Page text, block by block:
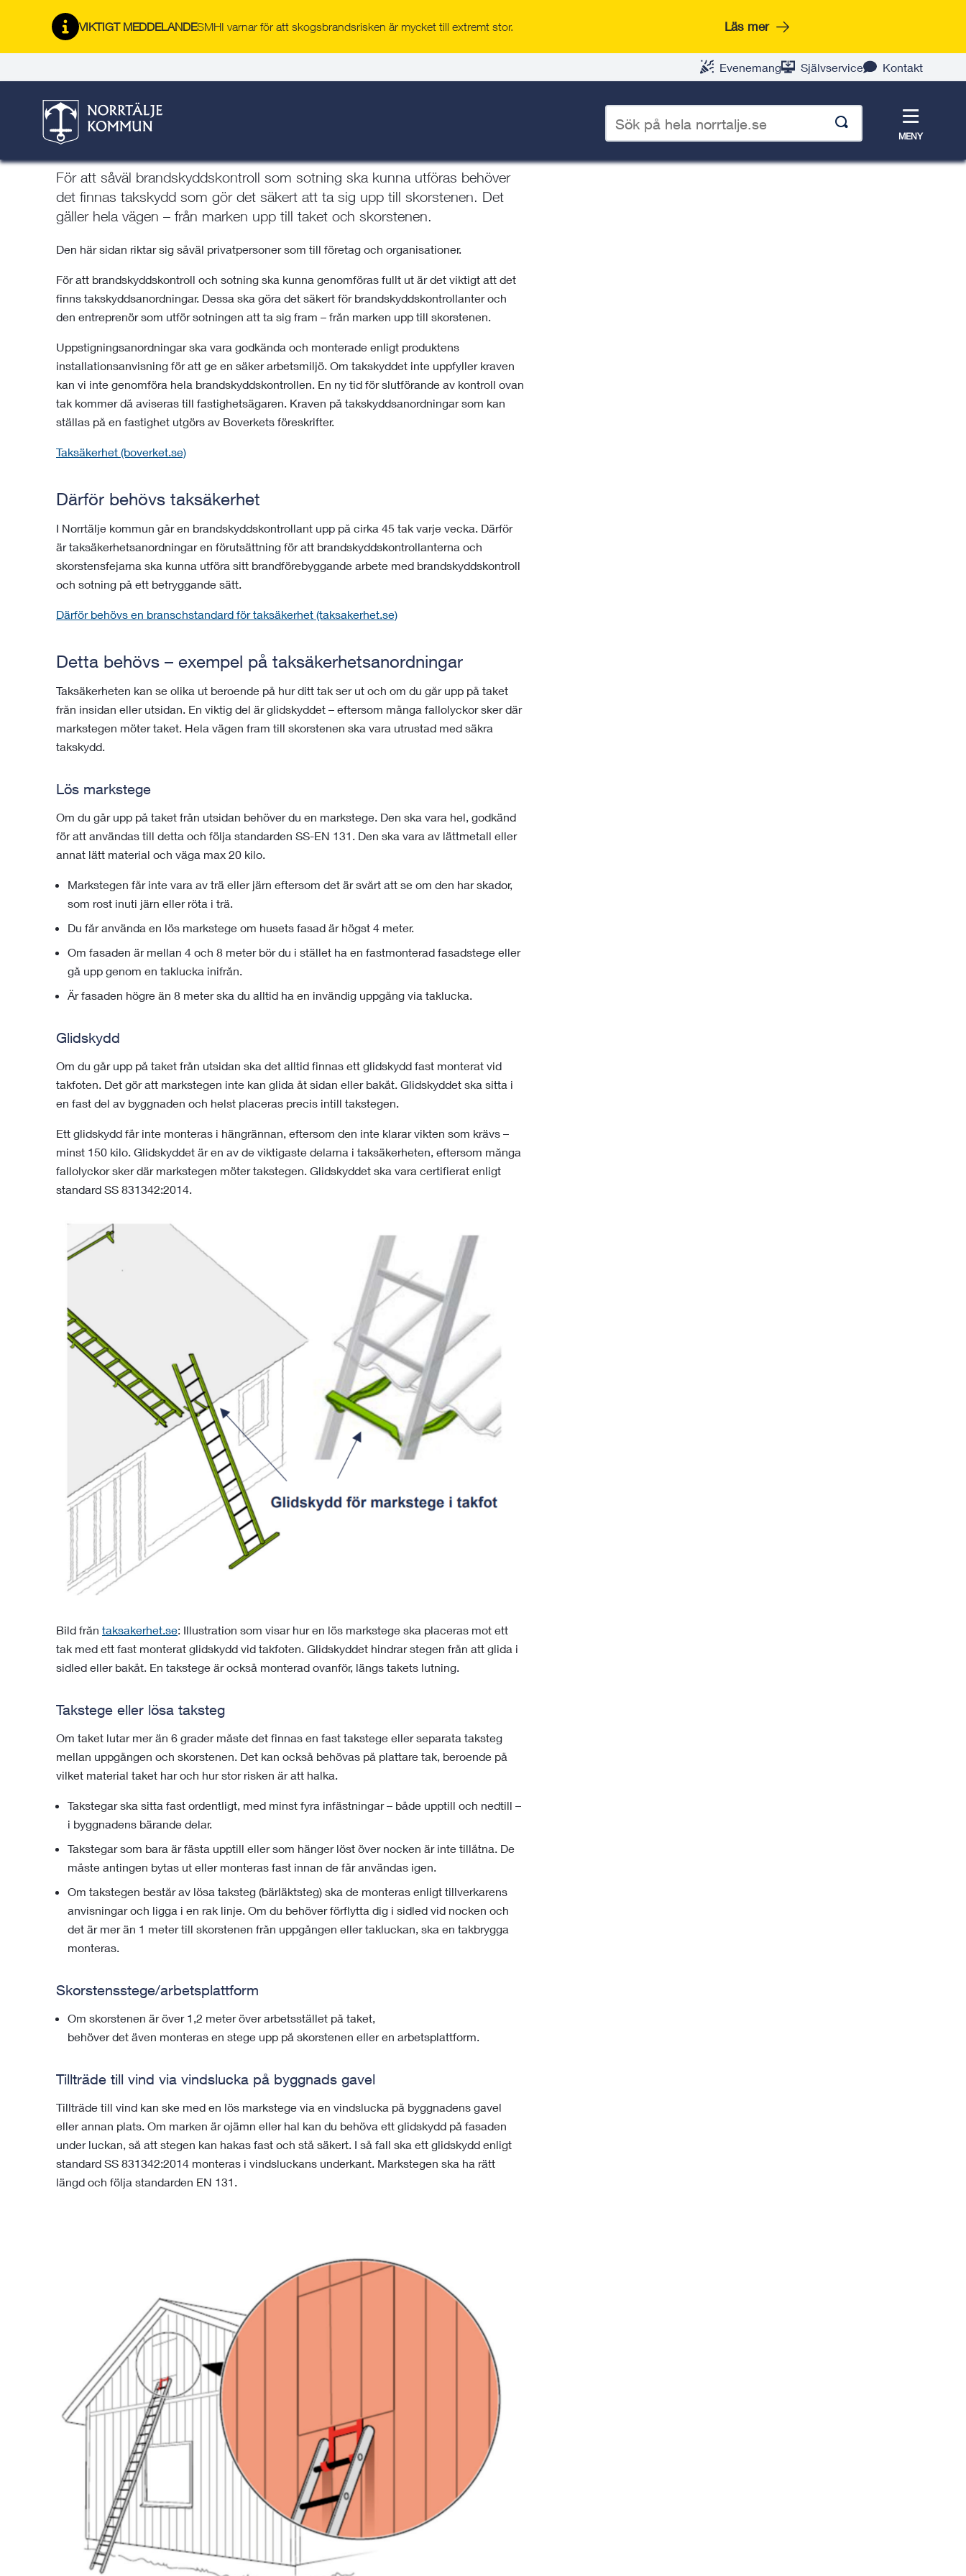
VIKTIGT MEDDELANDESMHI varnar för att skogsbrandsrisken är mycket till extremt stor. Läs mer
Evenemang Självservice Kontakt
sökord
desktop
Meny
MENY
Räddningstjänsten i Norrtälje kommun
Taksäkerhet
För att såväl brandskyddskontroll som sotning ska kunna utföras behöver
det finnas takskydd som gör det säkert att ta sig upp till skorstenen. Det
gäller hela vägen – från marken upp till taket och skorstenen.
Den här sidan riktar sig såväl privatpersoner som till företag och organisationer.
För att brandskyddskontroll och sotning ska kunna genomföras fullt ut är det viktigt att det
finns takskyddsanordningar. Dessa ska göra det säkert för brandskyddskontrollanter och
den entreprenör som utför sotningen att ta sig fram – från marken upp till skorstenen.
Uppstigningsanordningar ska vara godkända och monterade enligt produktens
installationsanvisning för att ge en säker arbetsmiljö. Om takskyddet inte uppfyller kraven
kan vi inte genomföra hela brandskyddskontrollen. En ny tid för slutförande av kontroll ovan
tak kommer då aviseras till fastighetsägaren. Kraven på takskyddsanordningar som kan
ställas på en fastighet utgörs av Boverkets föreskrifter.
Taksäkerhet (boverket.se)
Därför behövs taksäkerhet
I Norrtälje kommun går en brandskyddskontrollant upp på cirka 45 tak varje vecka. Därför
är taksäkerhetsanordningar en förutsättning för att brandskyddskontrollanterna och
skorstensfejarna ska kunna utföra sitt brandförebyggande arbete med brandskyddskontroll
och sotning på ett betryggande sätt.
Därför behövs en branschstandard för taksäkerhet (taksakerhet.se)
Detta behövs – exempel på taksäkerhetsanordningar
Taksäkerheten kan se olika ut beroende på hur ditt tak ser ut och om du går upp på taket
från insidan eller utsidan. En viktig del är glidskyddet – eftersom många fallolyckor sker där
markstegen möter taket. Hela vägen fram till skorstenen ska vara utrustad med säkra
takskydd.
Lös markstege
Om du går upp på taket från utsidan behöver du en markstege. Den ska vara hel, godkänd
för att användas till detta och följa standarden SS-EN 131. Den ska vara av lättmetall eller
annat lätt material och väga max 20 kilo.
Markstegen får inte vara av trä eller järn eftersom det är svårt att se om den har skador,
som rost inuti järn eller röta i trä.
Du får använda en lös markstege om husets fasad är högst 4 meter.
Om fasaden är mellan 4 och 8 meter bör du i stället ha en fastmonterad fasadstege eller
gå upp genom en taklucka inifrån.
Är fasaden högre än 8 meter ska du alltid ha en invändig uppgång via taklucka.
Glidskydd
Om du går upp på taket från utsidan ska det alltid finnas ett glidskydd fast monterat vid
takfoten. Det gör att markstegen inte kan glida åt sidan eller bakåt. Glidskyddet ska sitta i
en fast del av byggnaden och helst placeras precis intill takstegen.
Ett glidskydd får inte monteras i hängrännan, eftersom den inte klarar vikten som krävs –
minst 150 kilo. Glidskyddet är en av de viktigaste delarna i taksäkerheten, eftersom många
fallolyckor sker där markstegen möter takstegen. Glidskyddet ska vara certifierat enligt
standard SS 831342:2014.
Bild från taksakerhet.se: Illustration som visar hur en lös markstege ska placeras mot ett
tak med ett fast monterat glidskydd vid takfoten. Glidskyddet hindrar stegen från att glida i
sidled eller bakåt. En takstege är också monterad ovanför, längs takets lutning.
Takstege eller lösa taksteg
Om taket lutar mer än 6 grader måste det finnas en fast takstege eller separata taksteg
mellan uppgången och skorstenen. Det kan också behövas på plattare tak, beroende på
vilket material taket har och hur stor risken är att halka.
Takstegar ska sitta fast ordentligt, med minst fyra infästningar – både upptill och nedtill –
i byggnadens bärande delar.
Takstegar som bara är fästa upptill eller som hänger löst över nocken är inte tillåtna. De
måste antingen bytas ut eller monteras fast innan de får användas igen.
Om takstegen består av lösa taksteg (bärläktsteg) ska de monteras enligt tillverkarens
anvisningar och ligga i en rak linje. Om du behöver förflytta dig i sidled vid nocken och
det är mer än 1 meter till skorstenen från uppgången eller takluckan, ska en takbrygga
monteras.
Skorstensstege/arbetsplattform
Om skorstenen är över 1,2 meter över arbetsstället på taket,
behöver det även monteras en stege upp på skorstenen eller en arbetsplattform.
Tillträde till vind via vindslucka på byggnads gavel
Tillträde till vind kan ske med en lös markstege via en vindslucka på byggnadens gavel
eller annan plats. Om marken är ojämn eller hal kan du behöva ett glidskydd på fasaden
under luckan, så att stegen kan hakas fast och stå säkert. I så fall ska ett glidskydd enligt
standard SS 831342:2014 monteras i vindsluckans underkant. Markstegen ska ha rätt
längd och följa standarden EN 131.